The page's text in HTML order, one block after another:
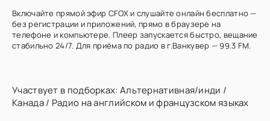
Включайте прямой эфир CFOX и слушайте онлайн бесплатно —
без регистрации и приложений, прямо в браузере на
телефоне и компьютере. Плеер запускается быстро, вещание
стабильно 24/7. Для приёма по радио в г.Ванкувер — 99.3 FM.
Участвует в подборках: Альтернативная/инди /
Канада/ Радио на английском и французском языках